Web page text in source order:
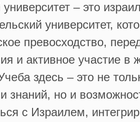
– это
университет,
превосходство,
и активное участие в
здесь – это не
знаний, но и
с Израилем,